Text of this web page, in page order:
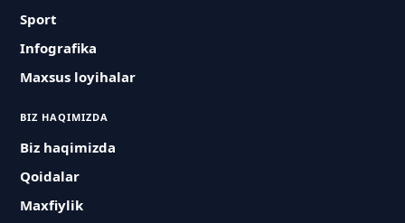
Sport
Infografika
Maxsus loyihalar
BIZ HAQIMIZDA
Biz haqimizda
Qoidalar
Maxfiylik